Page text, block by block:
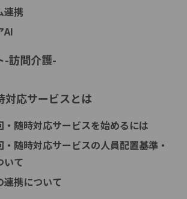
連携
AI
-訪問介護-
対応サービスとは
・随時対応サービスを始めるには
・随時対応サービスの人員配置基準・
いて
連携について